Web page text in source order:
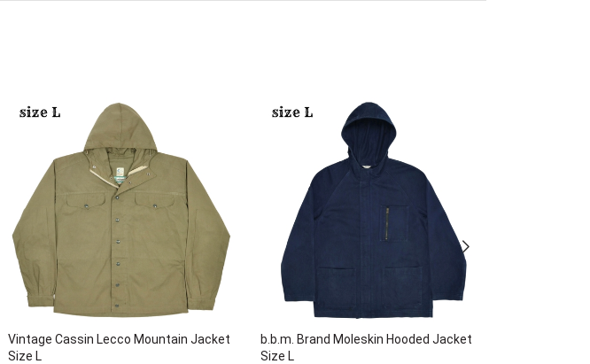
Vintage Cassin Lecco Mountain Jacket
Size L
b.b.m. Brand Moleskin Hooded Jacket
Size L